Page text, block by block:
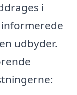
i
udbyder.